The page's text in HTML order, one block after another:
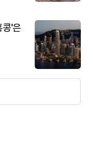
콩'은